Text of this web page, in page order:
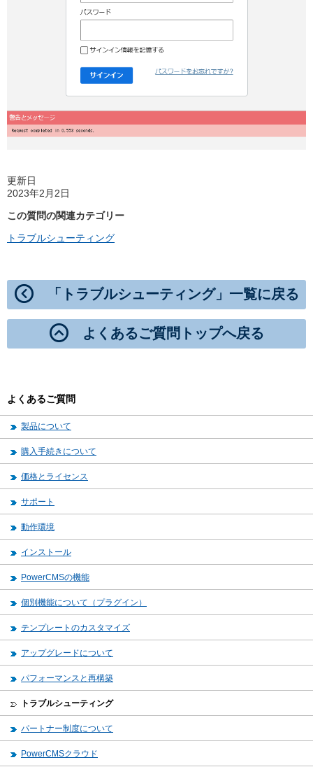
更新日
2023年2月2日
この質問の関連カテゴリー
トラブルシューティング
「トラブルシューティング」一覧に戻る
よくあるご質問トップへ戻る
よくあるご質問
製品について
購入手続きについて
価格とライセンス
サポート
動作環境
インストール
PowerCMSの機能
個別機能について（プラグイン）
テンプレートのカスタマイズ
アップグレードについて
パフォーマンスと再構築
トラブルシューティング
パートナー制度について
PowerCMSクラウド